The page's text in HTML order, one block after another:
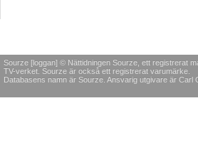
Sourze [loggan] © Nättidningen Sourze, ett registrerat
TV-verket. Sourze är också ett registrerat varumärke.
Databasens namn är Sourze. Ansvarig utgivare är Carl